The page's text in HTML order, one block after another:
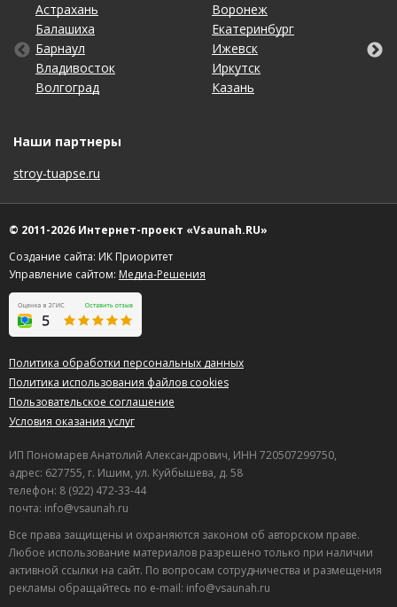
Астрахань
Балашиха
Барнаул
Владивосток
Волгоград
Воронеж
Екатеринбург
Ижевск
Иркутск
Казань
Калининград
Кемерово
Киров
Краснодар
Красноярск
Липецк
Махачкала
Москва
Набережные Челны
Нижний Новгород
Новосибирск
Омск
Оренбург
Пенза
Пермь
Ростов-на-Дону
Рязань
Самара
Санкт-Петербург
Саратов
Ставрополь
Тольятти
Томск
Тула
Тюмень
Ульяновск
Уфа
Хабаровск
Чебоксары
Челябинск
Ярославль
Наши партнеры
stroy-tuapse.ru
© 2011-2026 Интернет-проект «Vsaunah.RU»
Создание сайта: ИК Приоритет
Управление сайтом: Медиа-Решения
Политика обработки персональных данных
Политика использования файлов cookies
Пользовательское соглашение
Условия оказания услуг
ИП Пономарев Анатолий Александрович, ИНН 720507299750,
адрес: 627755, г. Ишим, ул. Куйбышева, д. 58
телефон: 8 (922) 472-33-44
почта: info@vsaunah.ru
Все права защищены и охраняются законом об авторском праве.
Любое использование материалов разрешено только при наличии
активной ссылки на сайт. По вопросам сотрудничества и размещения
рекламы обращайтесь по e-mail: info@vsaunah.ru